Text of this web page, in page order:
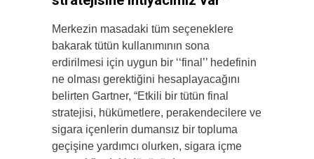
Merkezin masadaki tüm seçeneklere
bakarak tütün kullanımının sona
erdirilmesi için uygun bir ‘‘final’’ hedefinin
ne olması gerektiğini hesaplayacağını
belirten Gartner, “Etkili bir tütün final
stratejisi, hükümetlere, perakendecilere ve
sigara içenlerin dumansız bir topluma
geçişine yardımcı olurken, sigara içme